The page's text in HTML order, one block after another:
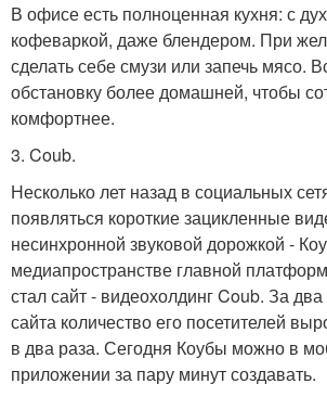
В офисе есть полноценная кухня: с
кофеваркой, даже блендером. При
сделать себе смузи или запечь мясо.
обстановку более домашней, чтобы
комфортнее.
3. Coub.
Несколько лет назад в социальных
появляться короткие зацикленные
несинхронной звуковой дорожкой -
медиапространстве главной
стал сайт - видеохолдинг Coub. За
сайта количество его посетителей
в два раза. Сегодня Коубы можно в
приложении за пару минут создавать.